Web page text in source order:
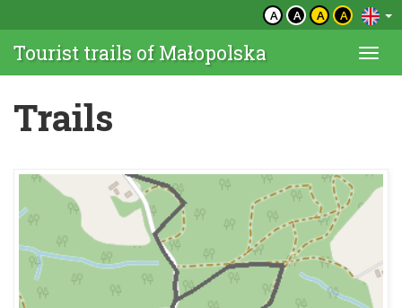
A A A A
Tourist trails of Małopolska
Trails